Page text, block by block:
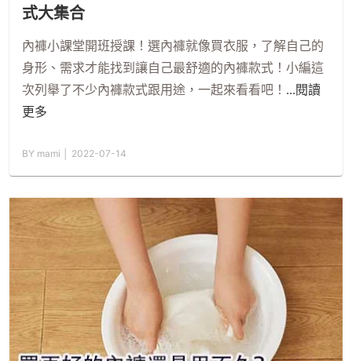
式大集合
內褲小課堂開班授課！選內褲就像買衣服，了解自己的
身形、需求才能找到讓自己最舒適的內褲款式！小編這
次列舉了不少內褲款式跟用途，一起來看看吧！ ...閱讀
更多
BY mami │ 2022-07-14